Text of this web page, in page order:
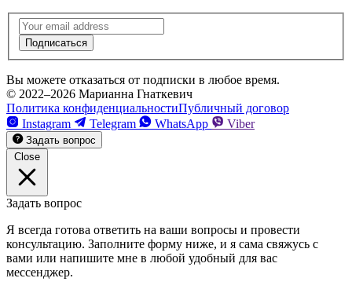
Подписка
на
рассылку
Подписаться
Вы можете отказаться от подписки в любое время.
© 2022–2026 Марианна Гнаткевич
Политика конфиденциальностиПубличный договор
Instagram
Telegram WhatsApp Viber
Задать вопрос
Close
Задать вопрос
Я всегда готова ответить на ваши вопросы и провести
консультацию. Заполните форму ниже, и я сама свяжусь с
вами или напишите мне в любой удобный для вас
мессенджер.